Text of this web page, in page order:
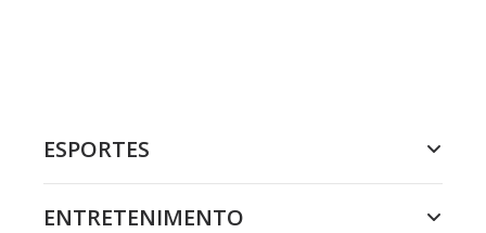
ESPORTES
ENTRETENIMENTO